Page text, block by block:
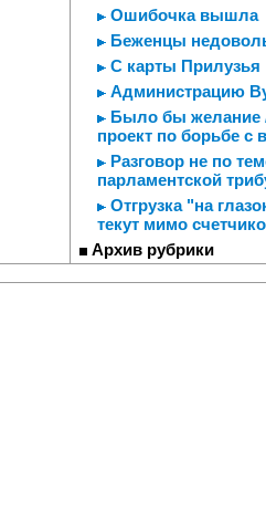
Ошибочка вышла
Беженцы
С карты Прилузья
Администрацию
Было бы желание /
проект по борьбе
Разговор не по
парламентской
Отгрузка "на
текут мимо
Архив рубрики